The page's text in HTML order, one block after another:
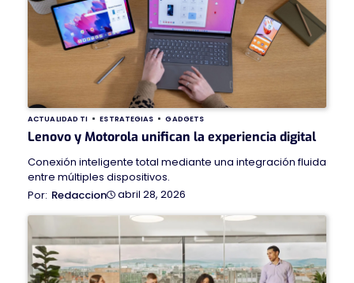
ACTUALIDAD TI ESTRATEGIAS GADGETS
Lenovo y Motorola unifican la experiencia digital
Conexión inteligente total mediante una integración fluida
entre múltiples dispositivos.
Redaccion
abril 28, 2026